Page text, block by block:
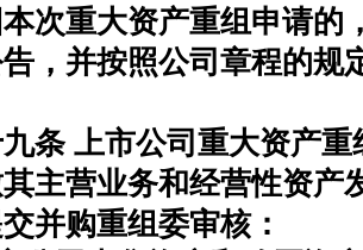
次重大资产重组申请的
，并按照公司章程的规
上市公司重大资产重
主营业务和经营性资产
并购重组委审核：